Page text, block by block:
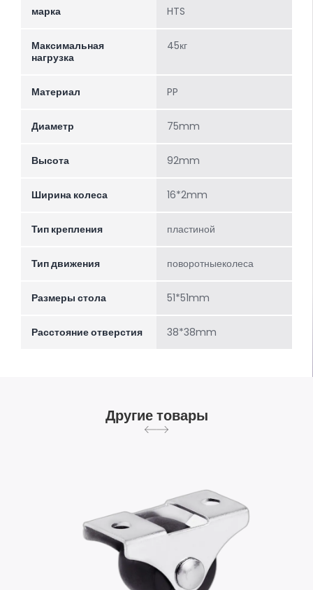
марка HTS
Максимальная
нагрузка
45кг
Материал PP
Диаметр 75mm
Высота 92mm
Ширина колеса 16*2mm
Тип крепления пластиной
Тип движения поворотныеколеса
Размеры стола 51*51mm
Расстояние отверстия 38*38mm
Другие товары